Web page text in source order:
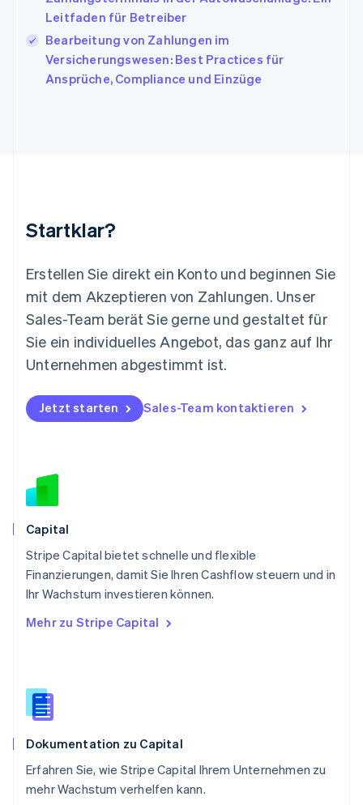
Leitfaden für Betreiber
Bearbeitung von Zahlungen im
Versicherungswesen: Best Practices für
Ansprüche, Compliance und Einzüge
Startklar?
Erstellen Sie direkt ein Konto und beginnen Sie
mit dem Akzeptieren von Zahlungen. Unser
Sales-Team berät Sie gerne und gestaltet für
Sie ein individuelles Angebot, das ganz auf Ihr
Unternehmen abgestimmt ist.
Jetzt starten Sales-Team kontaktieren
Capital
Stripe Capital bietet schnelle und flexible
Finanzierungen, damit Sie Ihren Cashflow steuern und in
Ihr Wachstum investieren können.
Mehr zu Stripe Capital
Dokumentation zu Capital
Erfahren Sie, wie Stripe Capital Ihrem Unternehmen zu
mehr Wachstum verhelfen kann.
EnglishItaliano
English
Liechtenstein
DeutschEnglish
Mexiko
English
Niederlande
Nederlands English
Norwegen
English
Österreich
Polen
English
Portugal
English
Svenska
Schweiz
Singapur
English简体中文
Slowakei
Slowenien
English
Spanien
Thailand
Tschechische Republik
English